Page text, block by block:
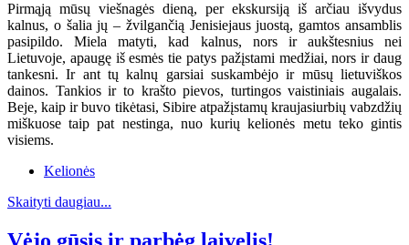
Pirmąją mūsų viešnagės dieną, per ekskursiją iš arčiau išvydus
kalnus, o šalia jų – žvilgančią Jenisiejaus juostą, gamtos ansamblis
pasipildo. Miela matyti, kad kalnus, nors ir aukštesnius nei
Lietuvoje, apaugę iš esmės tie patys pažįstami medžiai, nors ir daug
tankesni. Ir ant tų kalnų garsiai suskambėjo ir mūsų lietuviškos
dainos. Tankios ir to krašto pievos, turtingos vaistiniais augalais.
Beje, kaip ir buvo tikėtasi, Sibire atpažįstamų kraujasiurbių vabzdžių
miškuose taip pat nestinga, nuo kurių kelionės metu teko gintis
visiems.
Kelionės
Skaityti daugiau...